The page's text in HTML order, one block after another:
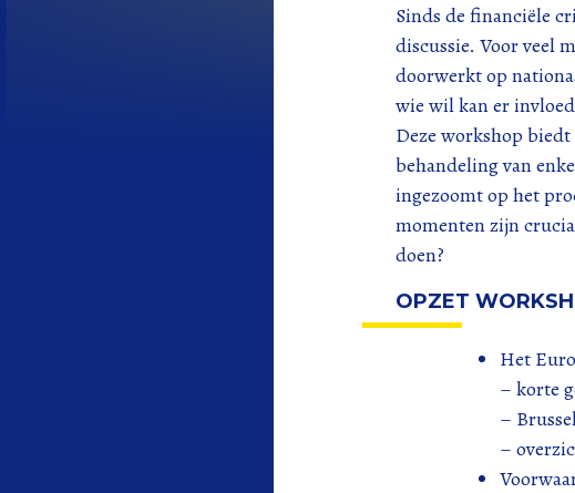
Sinds de financiële
discussie. Voor veel
doorwerkt op
wie wil kan er
Deze workshop
behandeling van
ingezoomt op het
momenten zijn
doen?
OPZET
Het
– korte
–
–